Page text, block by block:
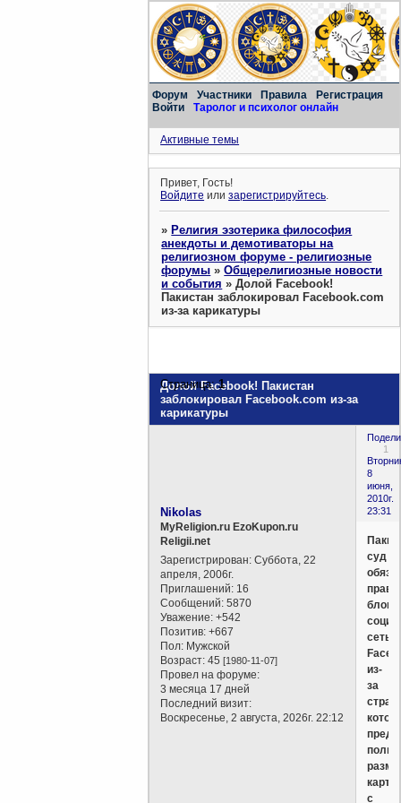
Форум Участники Правила
Регистрация
Войти
Таролог и психолог онлайн
Активные темы
Привет, Гость!
Войдите илизарегистрируйтесь.
»Религия эзотерика философия
анекдоты и демотиваторы на
религиозном форуме - религиозные
форумы »Общерелигиозные новости
и события »Долой Facebook!
Пакистан заблокировал Facebook.com
из-за карикатуры
Долой Facebook! Пакистан
заблокировал Facebook.com из-за
карикатуры
Страница:1
1
8
июня,
2010г.
23:31
Nikolas
MyReligion.ru EzoKupon.ru
Religii.net
Зарегистрирован: Суббота, 22
апреля, 2006г.
Приглашений: 16
Сообщений: 5870
Уважение: +542
Позитив: +667
Пол: Мужской
Возраст: 45[1980-11-07]
Провел на форуме:
3 месяца 17 дней
Последний визит:
Воскресенье, 2 августа, 2026г. 22:12
суд
сеть
из-
за
с